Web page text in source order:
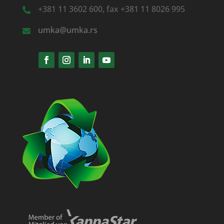
+381 11 3602 600, fax +381 11 8026 995
umka@umka.rs